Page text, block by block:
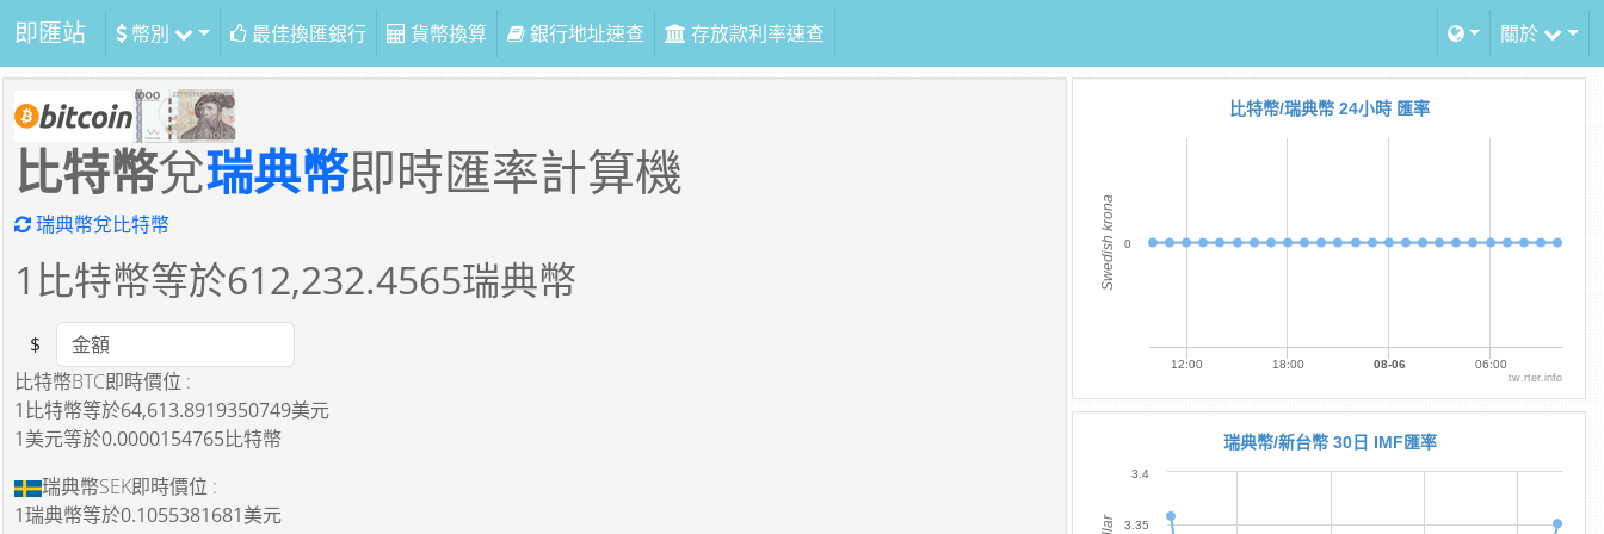
即匯站 幣別 最佳換匯銀行 貨幣換算 銀行地址速查 存放款利率速查 關於
比特幣兌瑞典幣即時匯率計算機
瑞典幣兌比特幣
1 比特幣等於612,232.4565瑞典幣
Amount
$
比特幣BTC即時價位 :
1比特幣等於64,613.8919350749美元
1美元等於0.0000154765比特幣
瑞典幣SEK即時價位 :
1瑞典幣等於0.1055381681美元
Swedish krona
比特幣/瑞典幣 24小時 匯率
12:00 18:00 08-06 06:00
0
tw.rter.info
瑞典幣/新台幣 30日 IMF匯率
3.35
3.4